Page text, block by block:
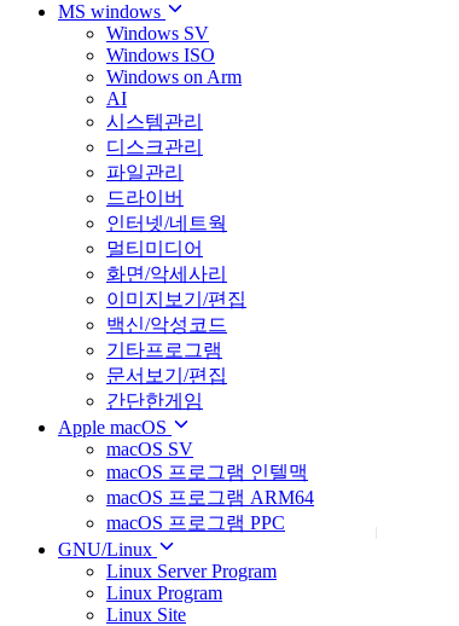
MS windows
Windows SV
Windows ISO
Windows on Arm
AI
시스템관리
디스크관리
파일관리
드라이버
인터넷/네트웍
멀티미디어
화면/악세사리
이미지보기/편집
백신/악성코드
기타프로그램
문서보기/편집
간단한게임
Apple macOS
macOS SV
macOS 프로그램 인텔맥
macOS 프로그램 ARM64
macOS 프로그램 PPC
GNU/Linux
Linux Server Program
Linux Program
Linux Site